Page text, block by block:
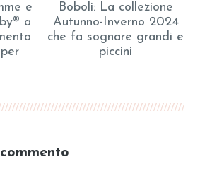
e
a
Boboli: La collezione
Autunno-Inverno 2024
che fa sognare grandi e
piccini